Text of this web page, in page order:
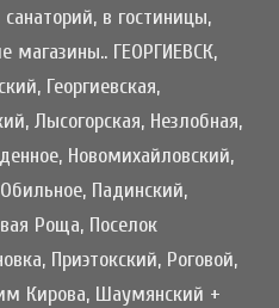
в гостиницы,
магазины.. ГЕОРГИЕВСК,
Георгиевская,
Лысогорская, Незлобная,
Новомихайловский,
Падинский,
Роща, Поселок
Приэтокский, Роговой,
Кирова, Шаумянский +